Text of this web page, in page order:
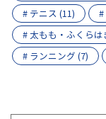
# テニス (11)
#
# 太もも・ふくらは
# ランニング (7)